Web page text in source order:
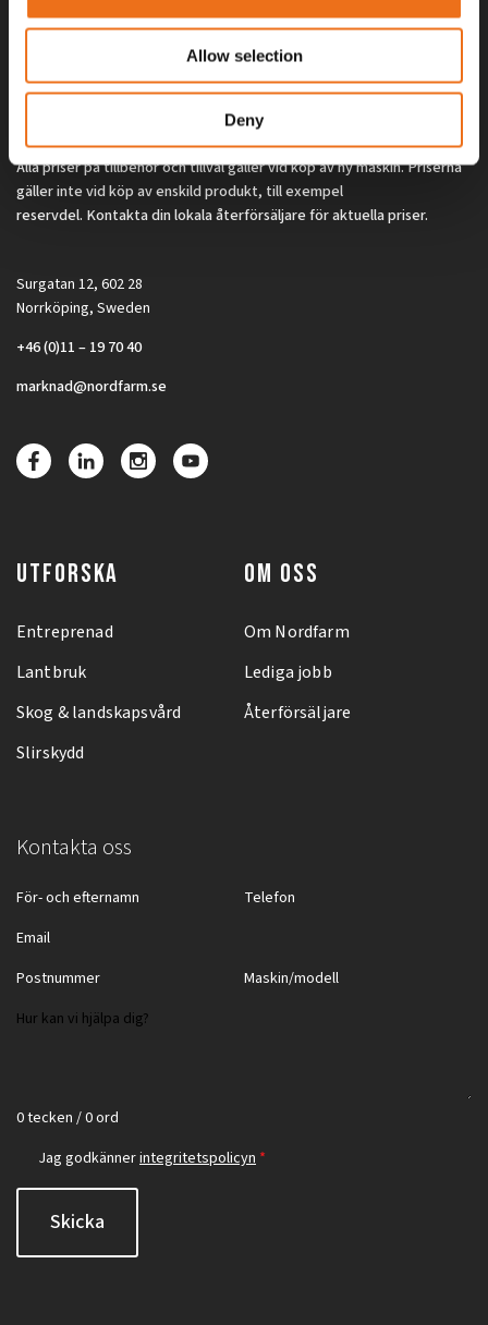
Allow selection
Deny
Alla priser på tillbehör och tillval gäller vid köp av ny maskin. Priserna
gäller inte vid köp av enskild produkt, till exempel
reservdel. Kontakta din lokala återförsäljare för aktuella priser.
Surgatan 12, 602 28
Norrköping, Sweden
+46 (0)11 – 19 70 40
marknad@nordfarm.se
UTFORSKA
Entreprenad
Lantbruk
Skog & landskapsvård
Slirskydd
OM OSS
Om Nordfarm
Lediga jobb
Återförsäljare
Kontakta oss
0 tecken / 0 ord
Jag godkännerintegritetspolicyn *
Skicka